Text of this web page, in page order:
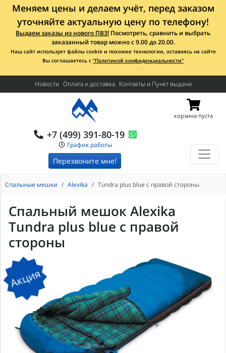
Меняем цены и делаем учёт, перед заказом
уточняйте актуальную цену по телефону!
Выдаем заказы из нового ПВЗ! Посмотреть, сравнить и выбрать
заказанный товар можно с 9.00 до 20.00.
Наш сайт использует файлы cookie и похожие технологии, оставаясь на сайте
Вы соглашаетесь с "Политикой конфиденциальности"
Новости Оплата и доставка Контакты и Пункт выдачи
+7 (499) 391-80-19
График работы
Перезвоните мне!
корзина пуста
Спальные мешки Alexika Tundra plus blue с правой стороны
Спальный мешок Alexika
Tundra plus blue с правой
стороны
Акция